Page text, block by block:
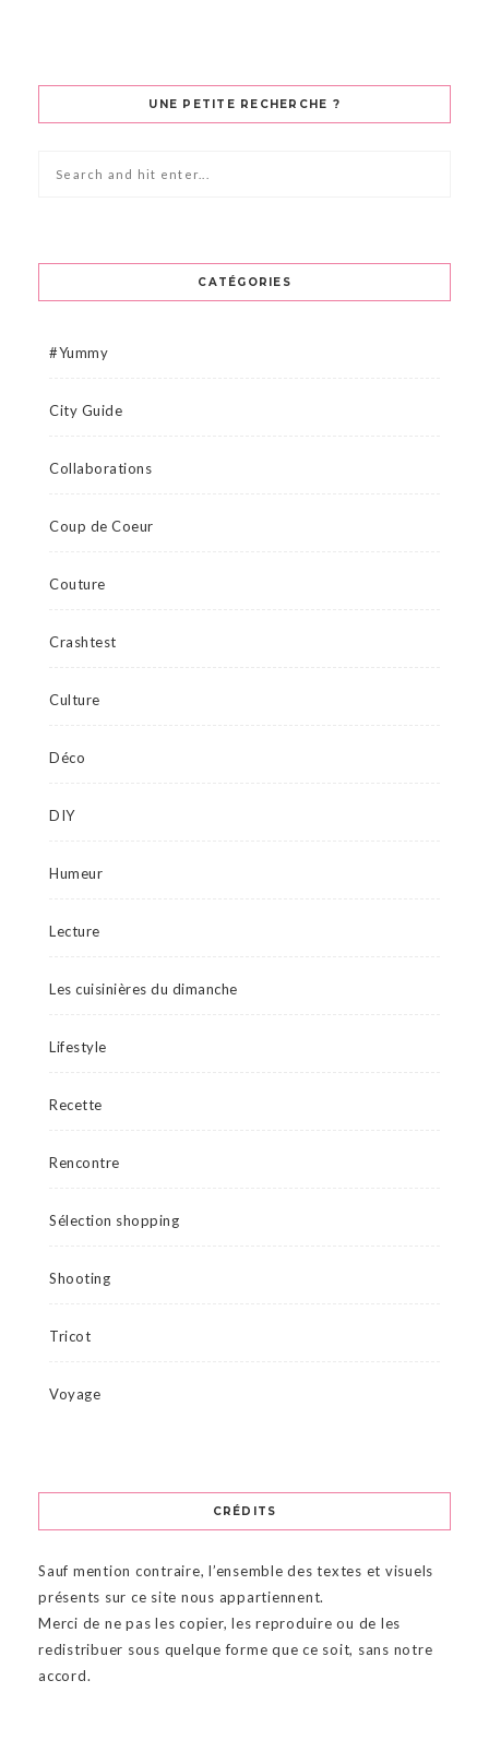
UNE PETITE RECHERCHE ?
CATÉGORIES
#Yummy
City Guide
Collaborations
Coup de Coeur
Couture
Crashtest
Culture
Déco
DIY
Humeur
Lecture
Les cuisinières du dimanche
Lifestyle
Recette
Rencontre
Sélection shopping
Shooting
Tricot
Voyage
CRÉDITS
Sauf mention contraire, l’ensemble des textes et visuels
présents sur ce site nous appartiennent.
Merci de ne pas les copier, les reproduire ou de les
redistribuer sous quelque forme que ce soit, sans notre
accord.